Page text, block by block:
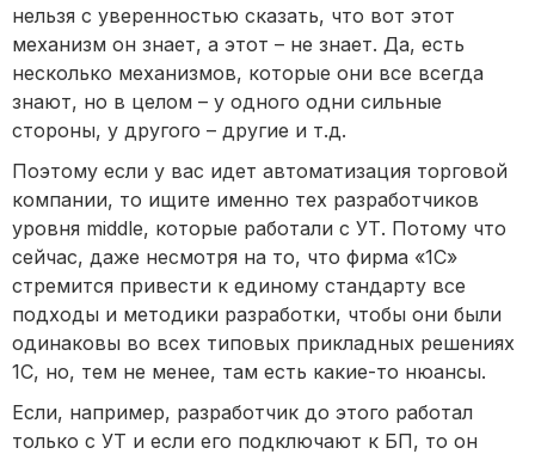
нельзя с уверенностью сказать, что вот этот
механизм он знает, а этот – не знает. Да, есть
несколько механизмов, которые они все всегда
знают, но в целом – у одного одни сильные
стороны, у другого – другие и т.д.
Поэтому если у вас идет автоматизация торговой
компании, то ищите именно тех разработчиков
уровня middle, которые работали с УТ. Потому что
сейчас, даже несмотря на то, что фирма «1С»
стремится привести к единому стандарту все
подходы и методики разработки, чтобы они были
одинаковы во всех типовых прикладных решениях
1С, но, тем не менее, там есть какие-то нюансы.
Если, например, разработчик до этого работал
только с УТ и если его подключают к БП, то он